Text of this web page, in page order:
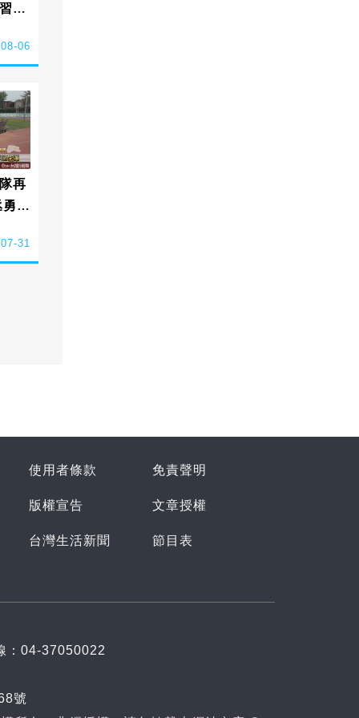
06
再
奪
31
使用者條款 免責聲明
版權宣告 文章授權
台灣生活新聞 節目表
：04-37050022
號